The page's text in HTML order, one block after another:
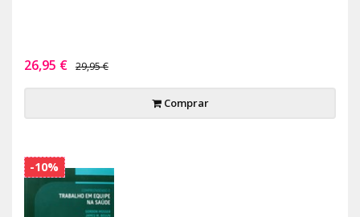
26,95 € 29,95 €
Comprar
-10%